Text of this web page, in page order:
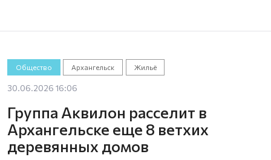
Общество Архангельск Жильё
30.06.2026 16:06
Группа Аквилон расселит в
Архангельске еще 8 ветхих
деревянных домов